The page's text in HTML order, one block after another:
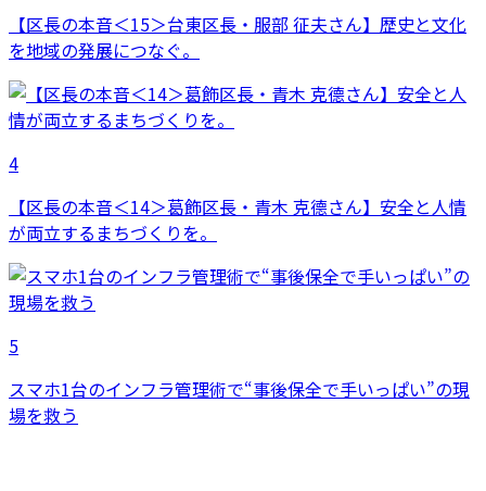
【区長の本音＜15＞台東区長・服部 征夫さん】歴史と文化
を地域の発展につなぐ。
4
【区長の本音＜14＞葛飾区長・青木 克德さん】安全と人情
が両立するまちづくりを。
5
スマホ1台のインフラ管理術で“事後保全で手いっぱい”の現
場を救う